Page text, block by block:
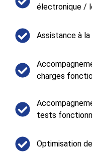
électronique /
Assistance à
charges
tests
Optimisation